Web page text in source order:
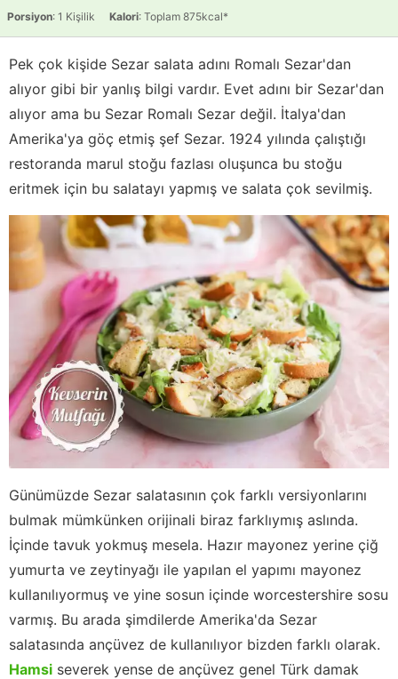
Porsiyon: 1 Kişilik Kalori: Toplam 875kcal*
Pek çok kişide Sezar salata adını Romalı Sezar'dan
alıyor gibi bir yanlış bilgi vardır. Evet adını bir Sezar'dan
alıyor ama bu Sezar Romalı Sezar değil. İtalya'dan
Amerika'ya göç etmiş şef Sezar. 1924 yılında çalıştığı
restoranda marul stoğu fazlası oluşunca bu stoğu
eritmek için bu salatayı yapmış ve salata çok sevilmiş.
Günümüzde Sezar salatasının çok farklı versiyonlarını
bulmak mümkünken orijinali biraz farklıymış aslında.
İçinde tavuk yokmuş mesela. Hazır mayonez yerine çiğ
yumurta ve zeytinyağı ile yapılan el yapımı mayonez
kullanılıyormuş ve yine sosun içinde worcestershire sosu
varmış. Bu arada şimdilerde Amerika'da Sezar
salatasında ançüvez de kullanılıyor bizden farklı olarak.
Hamsi severek yense de ançüvez genel Türk damak